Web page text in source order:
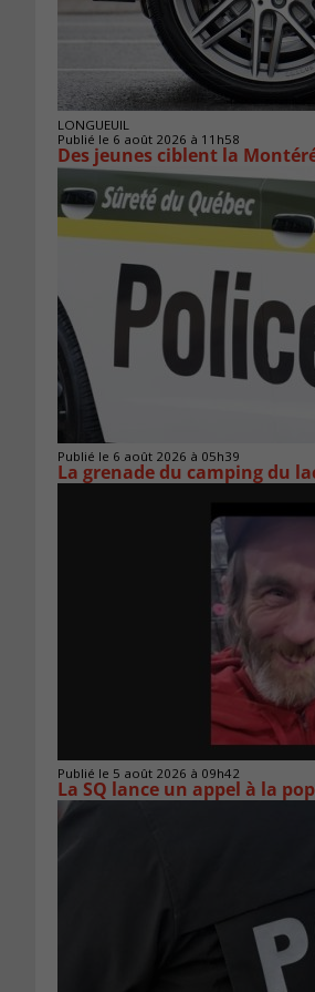
LONGUEUIL
Publié le 6 août 2026 à 11h58
Des jeunes ciblent la
Publié le 6 août 2026 à 05h39
La grenade du camping du
Publié le 5 août 2026 à 09h42
La SQ lance un appel à la